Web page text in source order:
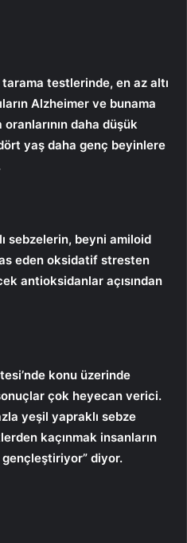
testlerinde, en az altı
Alzheimer ve bunama
daha düşük
yaş daha genç beyinlere
sebzelerin, beyni amiloid
eden oksidatif stresten
antioksidanlar açısından
konu üzerinde
çok heyecan verici.
yeşil yapraklı sebze
kaçınmak insanların
diyor.